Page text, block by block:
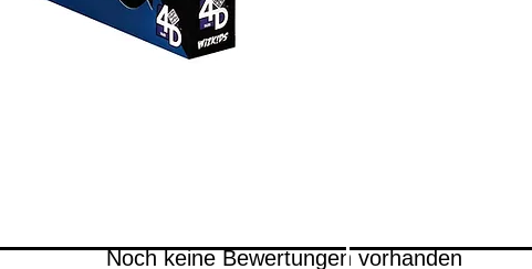
Noch keine Bewertungen vorhanden